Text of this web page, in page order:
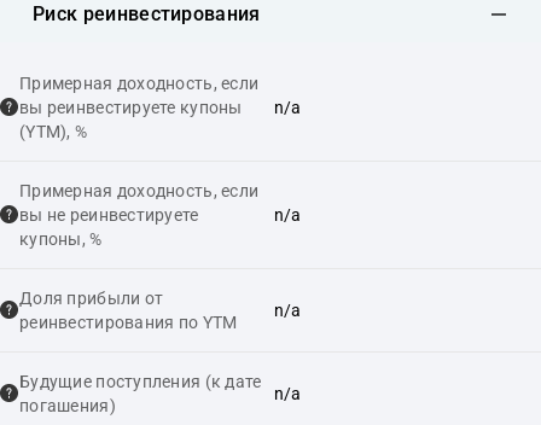
Риск реинвестирования
Примерная доходность, если
вы реинвестируете купоны
(YTM), %
n/a
Примерная доходность, если
вы не реинвестируете
купоны, %
n/a
Доля прибыли от
реинвестирования по YTM
n/a
Будущие поступления (к дате
погашения)
n/a